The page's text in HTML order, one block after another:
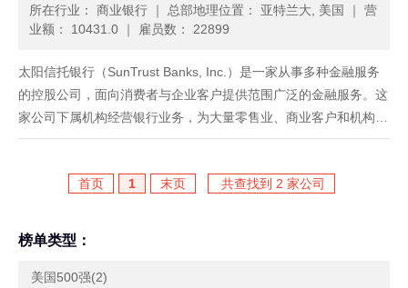
所在行业： 商业银行 ｜ 总部地理位置： 亚特兰大, 美国 ｜ 营
业额： 10431.0 ｜ 雇员数： 22899
太阳信托银行（SunTrust Banks, Inc.）是一家从事多种金融服务
的控股公司，面向消费者与企业客户提供范围广泛的金融服务。这
家公司下属机构经营银行业务，为大量零售业、商业客户和机构客
户提供存款、信贷、信托与投资服务。它还有一些下属机构提供银
首页
1 末页 共查找到 2 家公司
榜单类型：
美国500强(2)